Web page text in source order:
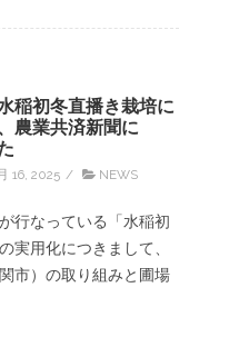
稲初冬直播き栽培に
農業共済新聞に
16, 2025 / NEWS
行なっている「水稲初
実用化につきまして、
市）の取り組みと圃場